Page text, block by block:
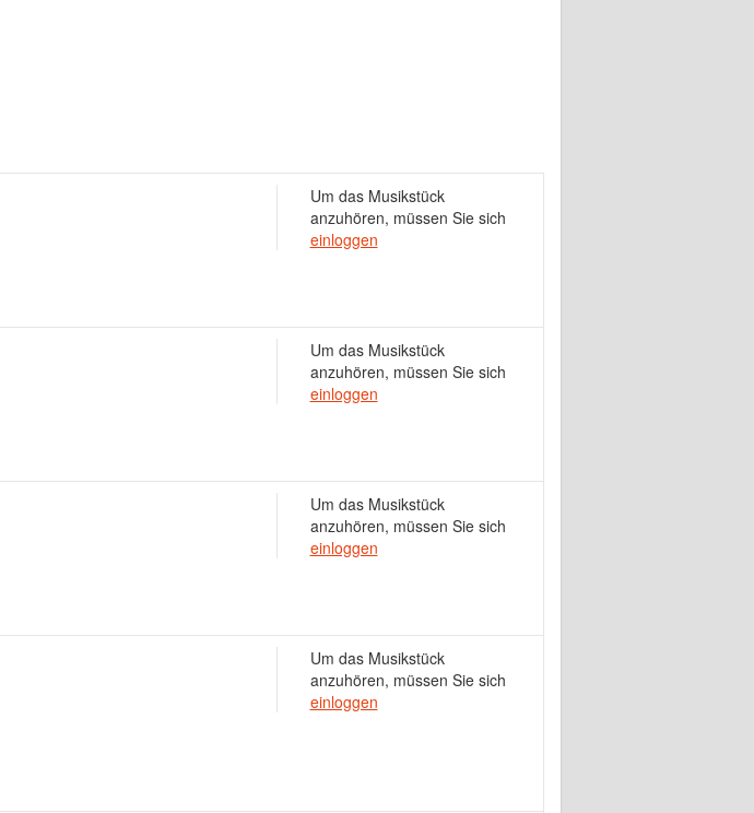
Um das Musikstück
anzuhören, müssen Sie sich
einloggen
Um das Musikstück
anzuhören, müssen Sie sich
einloggen
Um das Musikstück
anzuhören, müssen Sie sich
einloggen
Um das Musikstück
anzuhören, müssen Sie sich
einloggen